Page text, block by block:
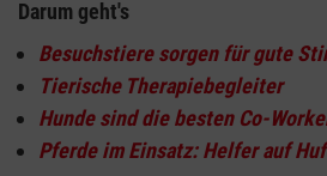
Darum geht's
Besuchstiere sorgen für gute
Tierische Therapiebegleiter
Hunde sind die besten Co-
Pferde im Einsatz: Helfer auf